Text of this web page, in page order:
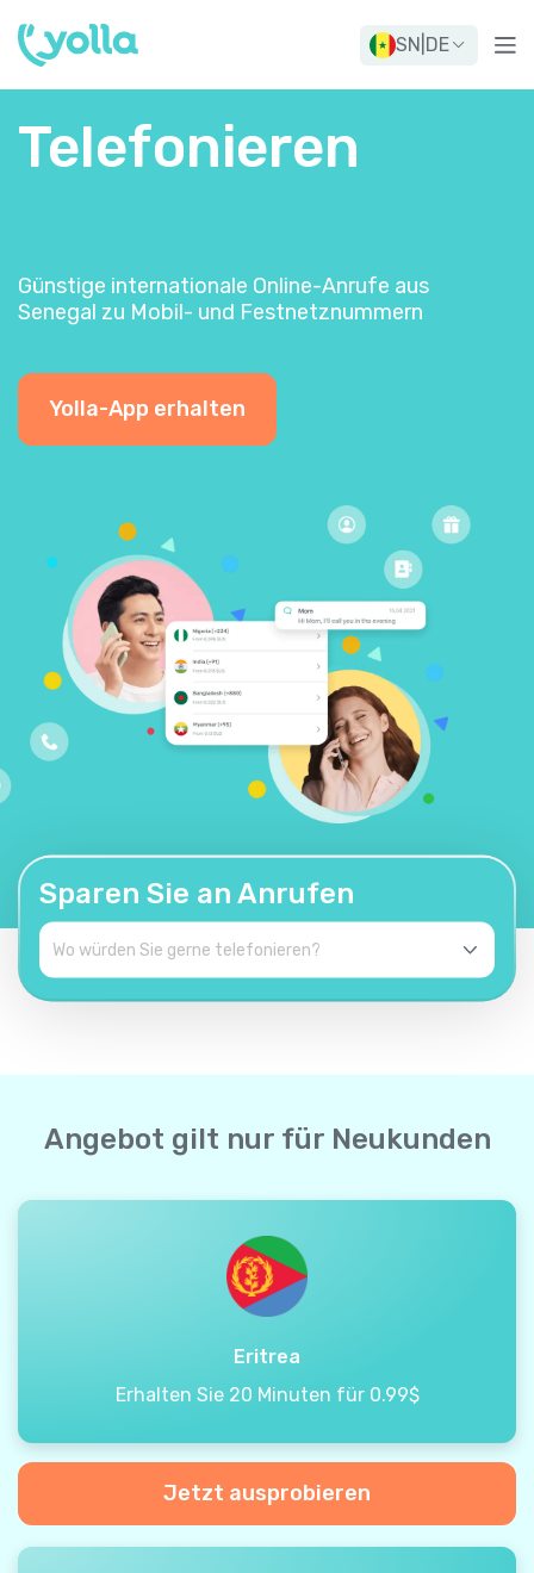
SN DE
Telefonieren
Günstige internationale Online-Anrufe aus
Senegal zu Mobil- und Festnetznummern
Yolla-App erhalten
Sparen Sie an Anrufen
Angebot gilt nur für Neukunden
Eritrea
Erhalten Sie 20 Minuten für 0.99$
Jetzt ausprobieren